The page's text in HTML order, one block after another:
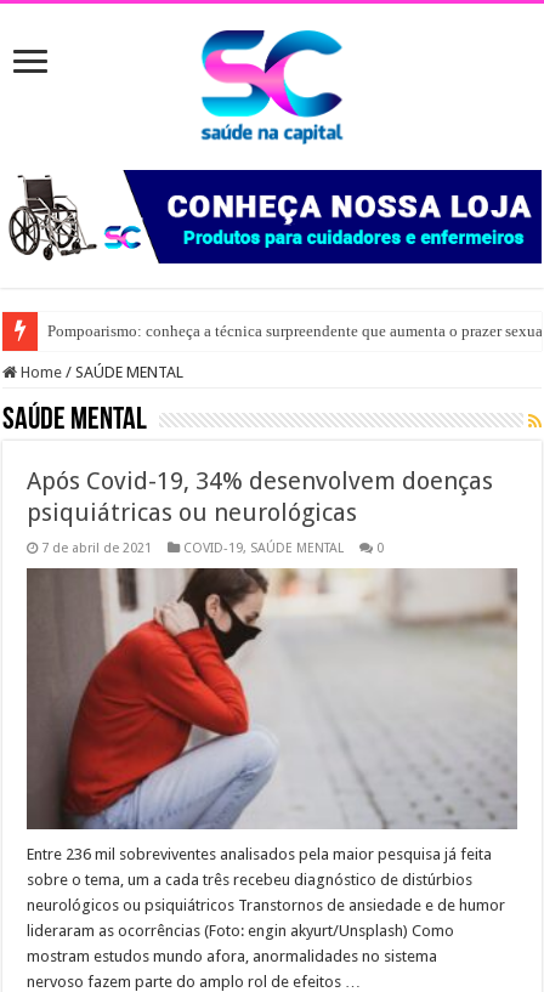
Pompoarismo: conheça a técnica surpreendente que aumenta o prazer
Home / SAÚDE MENTAL
SAÚDE MENTAL
Após Covid-19, 34% desenvolvem doenças
psiquiátricas ou neurológicas
7 de abril de 2021 COVID-19, SAÚDE MENTAL 0
Entre 236 mil sobreviventes analisados pela maior pesquisa já feita
sobre o tema, um a cada três recebeu diagnóstico de distúrbios
neurológicos ou psiquiátricos Transtornos de ansiedade e de humor
lideraram as ocorrências (Foto: engin akyurt/Unsplash) Como
mostram estudos mundo afora, anormalidades no sistema
nervoso fazem parte do amplo rol de efeitos …